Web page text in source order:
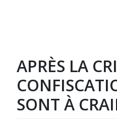
APRÈS LA
SONT À